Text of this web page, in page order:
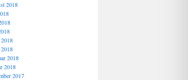
2018
2018
2018
2017